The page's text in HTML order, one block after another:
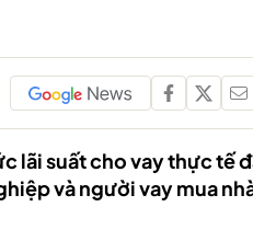
lãi suất cho vay thực tế
và người vay mua